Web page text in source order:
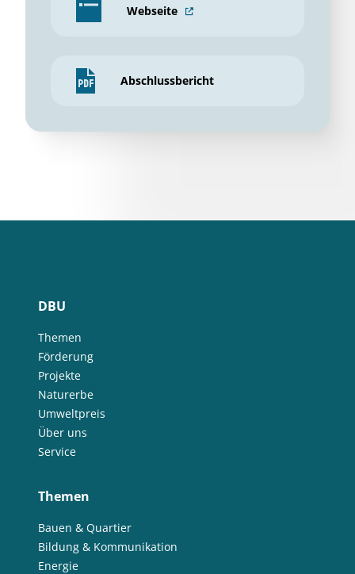
Webseite
Abschlussbericht
DBU
Themen
Förderung
Projekte
Naturerbe
Umweltpreis
Über uns
Service
Themen
Bauen & Quartier
Bildung & Kommunikation
Energie